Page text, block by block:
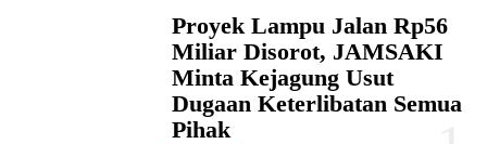
Proyek Lampu Jalan Rp56
Miliar Disorot, JAMSAKI
Minta Kejagung Usut
Dugaan Keterlibatan Semua
Pihak